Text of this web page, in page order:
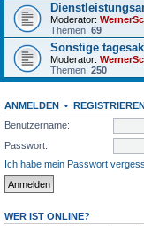
Moderator:
Themen: 69
Sonstige
Moderator:
Themen: 250
ANMELDEN •
Benutzername:
Passwort:
Ich habe mein Passwort
WER IST ONLINE?